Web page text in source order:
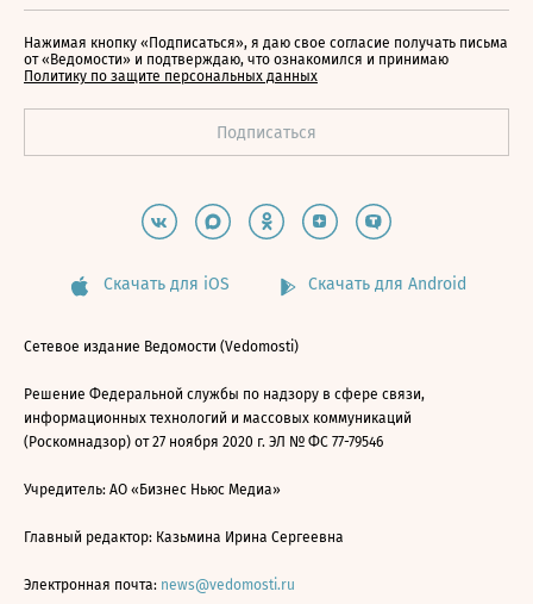
Нажимая кнопку «Подписаться», я даю свое согласие получать письма
от «Ведомости» и подтверждаю, что ознакомился и принимаю
Политику по защите персональных данных
Скачать для iOS Скачать для Android
Сетевое издание Ведомости (Vedomosti)
Решение Федеральной службы по надзору в сфере связи,
информационных технологий и массовых коммуникаций
(Роскомнадзор) от 27 ноября 2020 г. ЭЛ № ФС 77-79546
Учредитель: АО «Бизнес Ньюс Медиа»
Главный редактор: Казьмина Ирина Сергеевна
Электронная почта: news@vedomosti.ru